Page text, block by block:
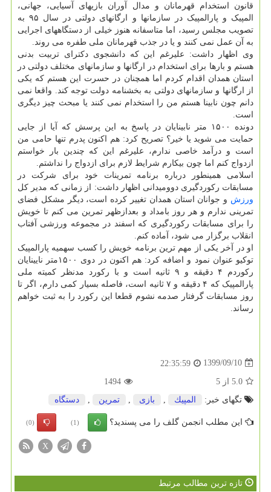
قانون استخدام قهرمانان و مدال آوران بازیهای آسیایی، جهانی،
المپیک و پارالمپیک در سازمانها و ارگانهای دولتی در سال ۹۵ به
تصویب مجلس رسید، اما متاسفانه هنوز خیلی از دستگاههای اجرایی
به آن عمل نمی کنند و یا در جذب قهرمانان ملی طفره می روند.
وی اظهار داشت: علیرغم این که دانشجوی دکترای تربیت بدنی
هستم و بارها برای استخدام در ارگانها و سازمانهای مختلف دولتی در
استان همدان اقدام کردم اما همچنان در حسرت این هستم که یکی
از ارگانها و سازمانهای دولتی به بخشنامه دولت توجه کند. واقعا نمی
دانم چون نابینا هستم من را استخدام نمی کنند یا مبحث چیز دیگری
است.
دونده ۱۵۰۰ متر نابینایان در پاسخ به این پرسش که آیا از جایی
حمایت می شوید یا خیر؟ تصریح کرد: هم اکنون پدرم تنها حامی من
است و درآمد خاصی ندارم، علیرغم این که چندین بار خواستم
ازدواج کنم اما چون بیکارم شرایط لازم برای ازدواج را نداشتم.
اسلامی همینطور درباره برنامه تمرینات خود برای شرکت در
مسابقات رکوردگیری دوومیدانی اظهار داشت: از زمانی که مدیر کل
ورزش و جوانان استان همدان تغییر کرده است، دیگر مشکل فضای
تمرینی ندارم و هر روز بامداد و بعدازظهر تمرین می کنم تا خویش
را برای مسابقات رکوردگیری که اسفند در مجموعه ورزشی آفتاب
انقلاب برگزار می شود، آماده کنم.
او در آخر یکی از مهم ترین برنامه خویش را کسب سهمیه پارالمپیک
توکیو عنوان نمود و اضافه کرد: هم اکنون در دوی ۱۵۰۰متر نایینایان
رکوردم ۴ دقیقه و ۹ ثانیه است و با رکورد مدنظر کمیته ملی
پارالمپیک که ۴ دقیقه و ۷ ثانیه است، فاصله بسیار کمی دارم، اگر تا
روز مسابقات گرفتار صدمه نشوم قطعا این رکورد را به ثبت خواهم
رساند.
1399/09/10
22:35:59
5.0 از 5
1494
تگهای خبر:
المپیك بازی تمرین دستگاه
این مطلب انجمن گلف را می پسندید؟ (1)
(0)
X
تازه ترین مطالب مرتبط